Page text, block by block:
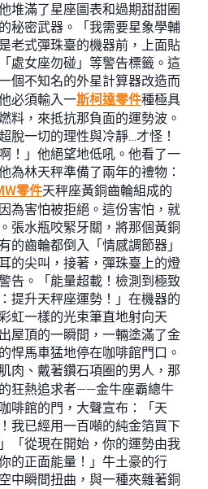
堆滿了星座圖表和過期甜甜圈
秘密武器。「我需要星象學輔
老式彈珠臺的機器前，上面貼
處女座勿碰」等警告標籤。這
個不知名的外星計算器改造而
必須輸入一斯柯達零件種極具
料，來抵抗那負面的運勢波。
脫一切的理性與冷靜…才怪！
！」他絕望地低吼。他看了一
為林天秤準備了兩年的禮物：
零件天秤座黃銅齒輪組成的
為害怕被拒絕。這份害怕，就
張水瓶咬緊牙關，將那個黃銅
的齒輪都倒入「情感調節器」
的尖叫，接著，彈珠臺上的燈
告。「能量超載！檢測到極致
提升天秤座運勢！」在機器的
虹一樣的光束筆直地射向天
屋頂的一瞬間，一輛塗滿了金
悍馬車猛地停在咖啡館門口。
肉、戴著鑽石項圈的男人，那
狂熱追求者——金牛座霸總牛
啡館的門，大聲宣布：「天
我已經用一百噸的純金箔買下
「從現在開始，你的運勢由我
的正面能量！」牛土豪的行
中瞬間扭曲，與一種夾雜著銅